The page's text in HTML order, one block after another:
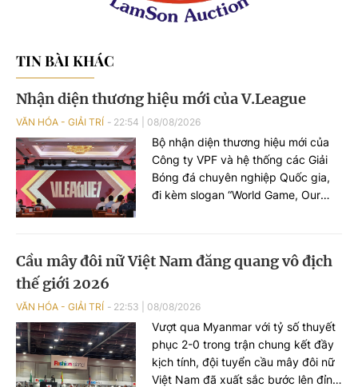
TIN BÀI KHÁC
Nhận diện thương hiệu mới của V.League
VĂN HÓA - GIẢI TRÍ 22:54 08/08/2026
Bộ nhận diện thương hiệu mới của
Công ty VPF và hệ thống các Giải
Bóng đá chuyên nghiệp Quốc gia,
đi kèm slogan “World Game, Our
Cầu mây đôi nữ Việt Nam đăng quang vô địch
thế giới 2026
VĂN HÓA - GIẢI TRÍ 22:53 08/08/2026
Vượt qua Myanmar với tỷ số thuyết
phục 2-0 trong trận chung kết đầy
kịch tính, đội tuyển cầu mây đôi nữ
Việt Nam đã xuất sắc bước lên đỉnh